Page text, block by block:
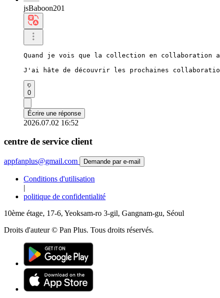
jsBaboon201
Quand je vois que la collection en collaboration
J'ai hâte de découvrir les prochaines
0
Écrire une réponse
2026.07.02 16:52
centre de service client
appfanplus@gmail.com Demande par e-mail
Conditions d'utilisation
|
politique de confidentialité
10ème étage, 17-6, Yeoksam-ro 3-gil, Gangnam-gu, Séoul
Droits d'auteur © Pan Plus. Tous droits réservés.